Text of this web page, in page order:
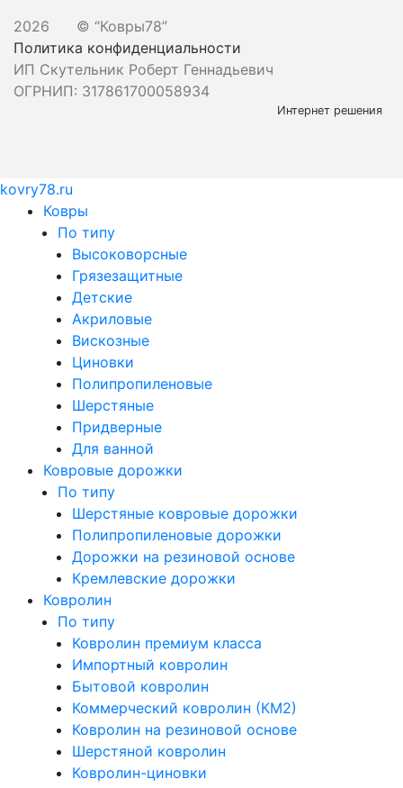
2026
© “Ковры78”
Политика конфиденциальности
ИП Скутельник Роберт Геннадьевич
ОГРНИП: 317861700058934
Интернет решения
kovry78.ru
Ковры
По типу
Высоковорсные
Грязезащитные
Детские
Акриловые
Вискозные
Циновки
Полипропиленовые
Шерстяные
Придверные
Для ванной
Ковровые дорожки
По типу
Шерстяные ковровые дорожки
Полипропиленовые дорожки
Дорожки на резиновой основе
Кремлевские дорожки
Ковролин
По типу
Ковролин премиум класса
Импортный ковролин
Бытовой ковролин
Коммерческий ковролин (КМ2)
Ковролин на резиновой основе
Шерстяной ковролин
Ковролин-циновки